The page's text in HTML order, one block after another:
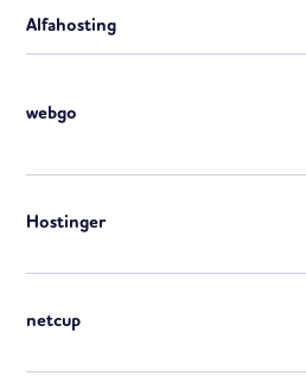
Alfahosting
webgo
Hostinger
netcup